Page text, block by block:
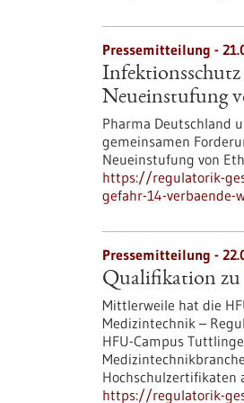
Pressemitteilung -
Infektionsschutz
Neueinstufung
Pharma Deutschland
gemeinsamen
Neueinstufung von
https://regulatorik-
gefahr-14-verbaende-
Pressemitteilung -
Qualifikation zu
Mittlerweile hat die
Medizintechnik –
HFU-Campus
Hochschulzertifikaten
https://regulatorik-